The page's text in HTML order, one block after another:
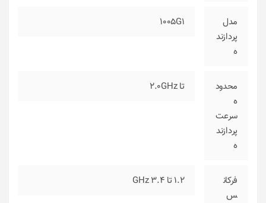
مدل
پردازند
ه
1005G1
محدود
ه
سرعت
پردازند
ه
تا 2.0GHz
فرکان
س
1.2 تا 3.4 GHz